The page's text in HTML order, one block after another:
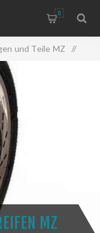
0
und Teile MZ /
MZ
MZ